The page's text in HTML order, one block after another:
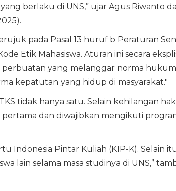
berlaku di UNS,” ujar Agus Riwanto
pada Pasal 13 huruf b Peraturan
Etik Mahasiswa. Aturan ini secara
yang melanggar norma
kepatutan yang hidup di masyarakat."
tidak hanya satu. Selain kehilangan hak
dan diwajibkan mengikuti
Indonesia Pintar Kuliah (KIP-K). Selain
lain selama masa studinya di UNS,”